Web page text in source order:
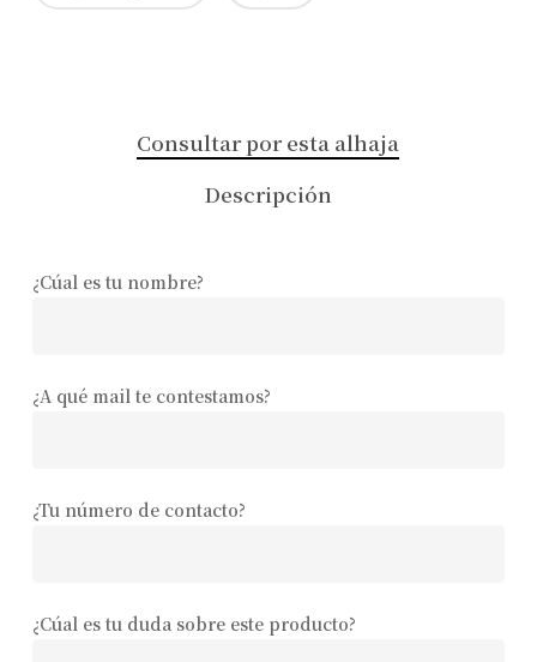
Consultar por esta alhaja
Descripción
¿Cúal es tu nombre?
¿A qué mail te contestamos?
¿Tu número de contacto?
¿Cúal es tu duda sobre este producto?